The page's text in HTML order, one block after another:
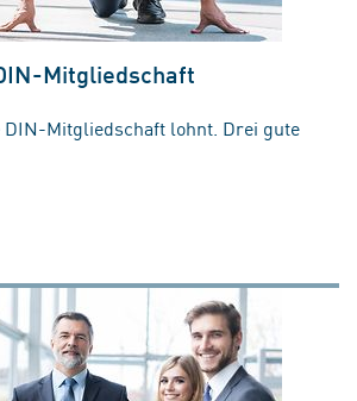
Mitgliedschaft
DIN-Mitgliedschaft lohnt. Drei gute